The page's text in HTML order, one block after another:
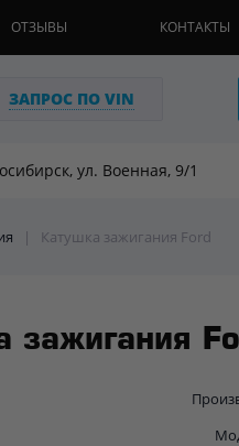
ОТЗЫВЫ КОНТАКТЫ
ЗАПРОС ПО VIN
ул. Военная, 9/1
| Катушка зажигания Ford
зажигания